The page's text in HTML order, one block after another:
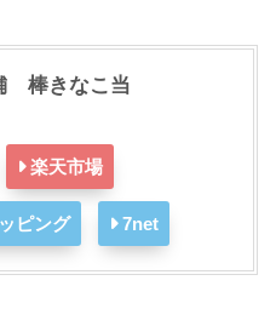
棒きなこ当
楽天市場
ピング 7net